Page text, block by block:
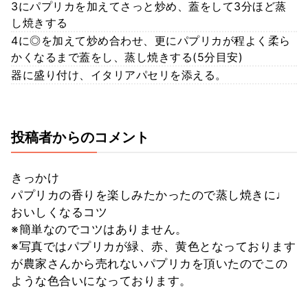
3にパプリカを加えてさっと炒め、蓋をして3分ほど蒸
し焼きする
4に◎を加えて炒め合わせ、更にパプリカが程よく柔ら
かくなるまで蓋をし、蒸し焼きする(5分目安)
器に盛り付け、イタリアパセリを添える。
投稿者からのコメント
きっかけ
パプリカの香りを楽しみたかったので蒸し焼きに♩
おいしくなるコツ
※簡単なのでコツはありません。
※写真ではパプリカが緑、赤、黄色となっております
が農家さんから売れないパプリカを頂いたのでこの
ような色合いになっております。